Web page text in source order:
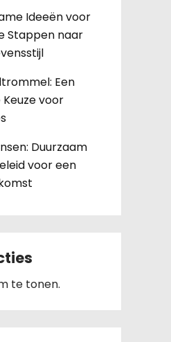
Ideeën voor
Stappen naar
Een
voor
Duurzaam
voor een
te tonen.